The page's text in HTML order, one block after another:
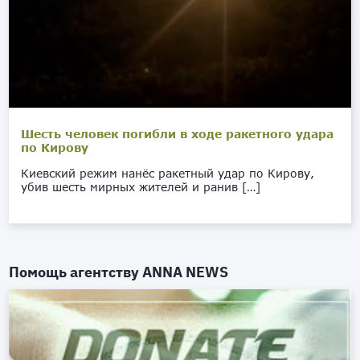
Шесть человек погибли в ходе ракетного удара
по Кирову
Киевский режим нанёс ракетный удар по Кирову,
убив шесть мирных жителей и ранив […]
Помощь агентствуANNA NEWS